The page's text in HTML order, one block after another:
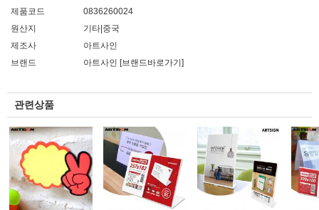
제품코드
0836260024
원산지
기타|중국
제조사
아트사인
브랜드
아트사인 [브랜드바로가기]
관련상품